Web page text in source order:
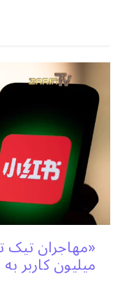
«مهاجران تیک
میلیون کاربر